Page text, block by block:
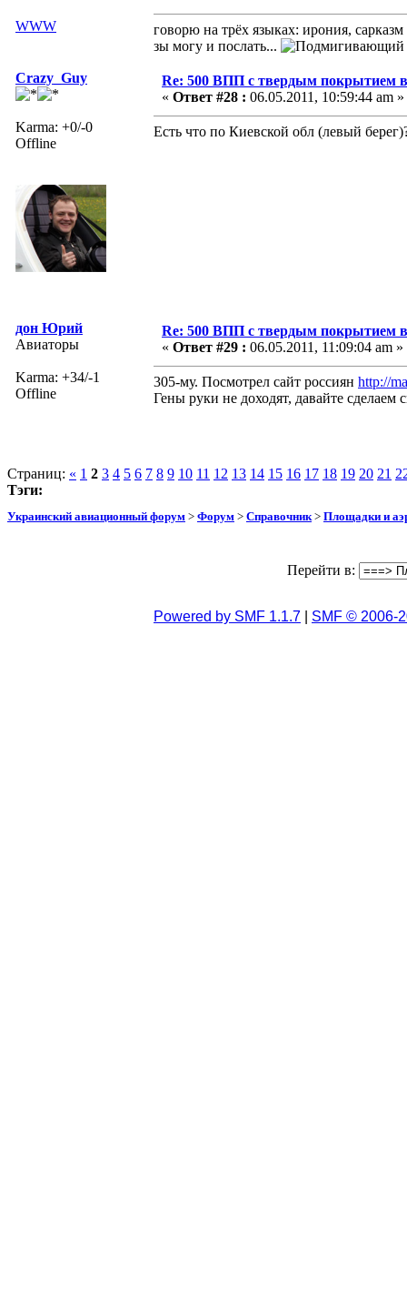
WWW
говорю на трёх языках: ирония,
зы могу и послать...
Crazy_Guy
Karma: +0/-0
Offline
Re: 500 ВПП с твердым покрытием
« Ответ #28 : 06.05.2011, 10:59:44 am »
Есть что по Киевской обл (левый
дон Юрий
Авиаторы
Karma: +34/-1
Offline
Re: 500 ВПП с твердым покрытием
« Ответ #29 : 06.05.2011, 11:09:04 am »
305-му. Посмотрел сайт россиян http://
Гены руки не доходят, давайте
Страниц: « 1 2 3 4 5 6 7 8 9 10 11 12 13 14 15 16 17 18 19 20 21
Тэги:
Украинский авиационный форум > Форум > Справочник> Площадки и
Перейти в:
Powered by SMF 1.1.7 SMF © 2006-